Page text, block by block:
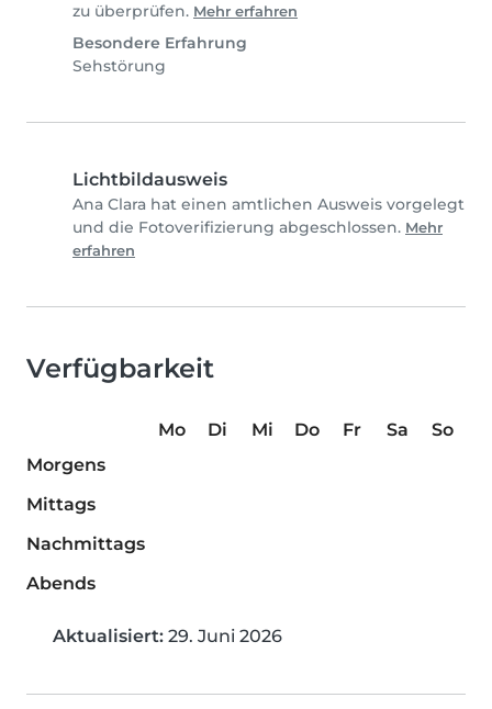
zu überprüfen. Mehr erfahren
Besondere Erfahrung
Sehstörung
Lichtbildausweis
Ana Clara hat einen amtlichen Ausweis vorgelegt
und die Fotoverifizierung abgeschlossen. Mehr
erfahren
Verfügbarkeit
Mo Di Mi Do Fr Sa
So
Morgens
Mittags
Nachmittags
Abends
Aktualisiert: 29. Juni 2026